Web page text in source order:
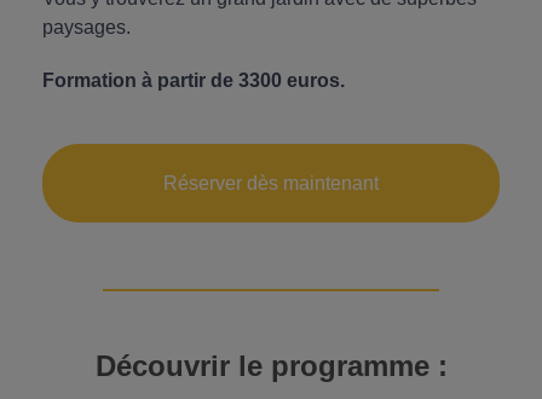
paysages.
Formation à partir de 3300 euros.
Réserver dès maintenant
Découvrir le programme: